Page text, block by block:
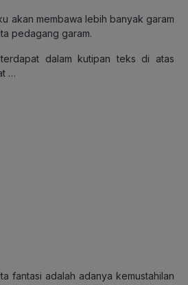
akan membawa lebih banyak garam
pedagang garam.
dalam kutipan teks di atas
…
fantasi adalah adanya kemustahilan